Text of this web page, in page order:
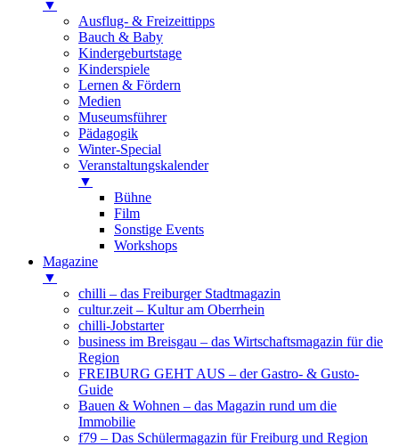
▼
Ausflug- & Freizeittipps
Bauch & Baby
Kindergeburtstage
Kinderspiele
Lernen & Fördern
Medien
Museumsführer
Pädagogik
Winter-Special
Veranstaltungskalender
▼
Bühne
Film
Sonstige Events
Workshops
Magazine
▼
chilli – das Freiburger Stadtmagazin
cultur.zeit – Kultur am Oberrhein
chilli-Jobstarter
business im Breisgau – das Wirtschaftsmagazin für die
Region
FREIBURG GEHT AUS – der Gastro- & Gusto-
Guide
Bauen & Wohnen – das Magazin rund um die
Immobilie
f79 – Das Schülermagazin für Freiburg und Region